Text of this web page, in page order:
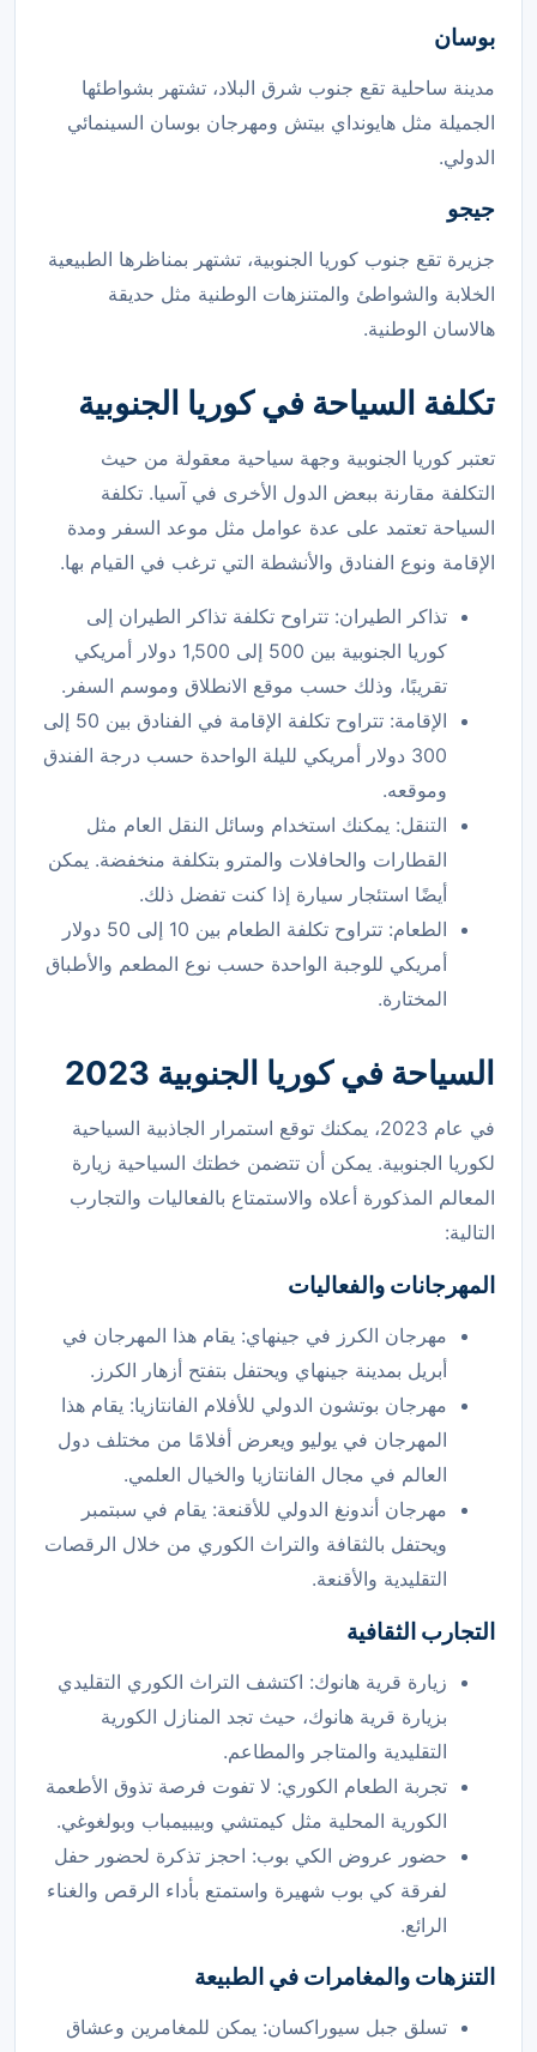
بوسان
مدينة ساحلية تقع جنوب شرق البلاد، تشتهر بشواطئها
الجميلة مثل هايونداي بيتش ومهرجان بوسان السينمائي
الدولي.
جيجو
جزيرة تقع جنوب كوريا الجنوبية، تشتهر بمناظرها الطبيعية
الخلابة والشواطئ والمتنزهات الوطنية مثل حديقة
هالاسان الوطنية.
تكلفة السياحة في كوريا الجنوبية
تعتبر كوريا الجنوبية وجهة سياحية معقولة من حيث
التكلفة مقارنة ببعض الدول الأخرى في آسيا. تكلفة
السياحة تعتمد على عدة عوامل مثل موعد السفر ومدة
الإقامة ونوع الفنادق والأنشطة التي ترغب في القيام بها.
تذاكر الطيران: تتراوح تكلفة تذاكر الطيران إلى
كوريا الجنوبية بين 500 إلى 1,500 دولار أمريكي
تقريبًا، وذلك حسب موقع الانطلاق وموسم السفر.
الإقامة: تتراوح تكلفة الإقامة في الفنادق بين 50 إلى
300 دولار أمريكي لليلة الواحدة حسب درجة الفندق
وموقعه.
التنقل: يمكنك استخدام وسائل النقل العام مثل
القطارات والحافلات والمترو بتكلفة منخفضة. يمكن
أيضًا استئجار سيارة إذا كنت تفضل ذلك.
الطعام: تتراوح تكلفة الطعام بين 10 إلى 50 دولار
أمريكي للوجبة الواحدة حسب نوع المطعم والأطباق
المختارة.
السياحة في كوريا الجنوبية 2023
في عام 2023، يمكنك توقع استمرار الجاذبية السياحية
لكوريا الجنوبية. يمكن أن تتضمن خطتك السياحية زيارة
المعالم المذكورة أعلاه والاستمتاع بالفعاليات والتجارب
التالية:
المهرجانات والفعاليات
مهرجان الكرز في جينهاي: يقام هذا المهرجان في
أبريل بمدينة جينهاي ويحتفل بتفتح أزهار الكرز.
مهرجان بوتشون الدولي للأفلام الفانتازيا: يقام هذا
المهرجان في يوليو ويعرض أفلامًا من مختلف دول
العالم في مجال الفانتازيا والخيال العلمي.
مهرجان أندونغ الدولي للأقنعة: يقام في سبتمبر
ويحتفل بالثقافة والتراث الكوري من خلال الرقصات
التقليدية والأقنعة.
التجارب الثقافية
زيارة قرية هانوك: اكتشف التراث الكوري التقليدي
بزيارة قرية هانوك، حيث تجد المنازل الكورية
التقليدية والمتاجر والمطاعم.
تجربة الطعام الكوري: لا تفوت فرصة تذوق الأطعمة
الكورية المحلية مثل كيمتشي وبيبيمباب وبولغوغي.
حضور عروض الكي بوب: احجز تذكرة لحضور حفل
لفرقة كي بوب شهيرة واستمتع بأداء الرقص والغناء
الرائع.
التنزهات والمغامرات في الطبيعة
تسلق جبل سيوراكسان: يمكن للمغامرين وعشاق